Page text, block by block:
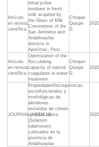
Artículo
en revista
científica
tetracycline
residues in fresh
milk acquired by
the Glass of Milk
Committees of the
San Jerónimo and
Andahuaylas
districts in
Apurímac, Peru
Choque-
Quispe
D.
2020
Artículo
en revista
científica
Optimization of the
flocculating
capacity of natural
coagulants in water
treatment
Choque-
Quispe
D.
2020
JOURNAL_ARTICLE
Propiedadesfisicoquímicas,
tecnofuncionales y
morfológicas de
almidones
extraídos de clones
de papa nativa
(Solanum
tuberosum)
cultivados en la
provincia de
Andahuaylas
2020